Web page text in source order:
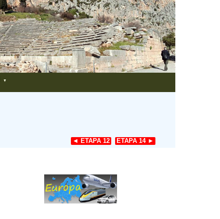
▼
◄ ETAPA 12 ETAPA 14 ►